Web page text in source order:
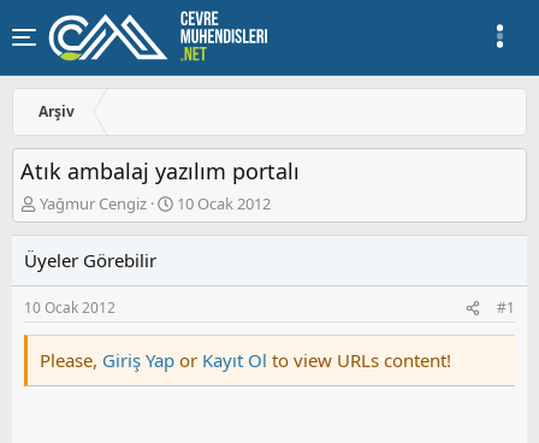
Arşiv
Atık ambalaj yazılım portalı
K
o
u
y
u
b
a
Yağmur Cengiz
B
a
a
g
10 Ocak 2012
Üyeler Görebilir
10 Ocak 2012 #1
Please, Giriş Yap or Kayıt Ol to view URLs content!